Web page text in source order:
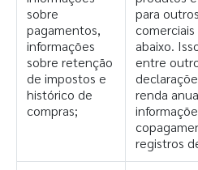
sobre
pagamentos,
informações
sobre retenção
de impostos e
histórico de
compras;
para
abaixo.
entre
renda
registros